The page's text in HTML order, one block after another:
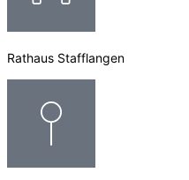
Rathaus Stafflangen